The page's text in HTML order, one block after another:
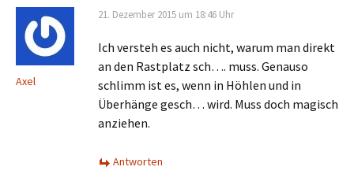
Axel
21. Dezember 2015 um 18:46 Uhr
Ich versteh es auch nicht, warum man direkt
an den Rastplatz sch…. muss. Genauso
schlimm ist es, wenn in Höhlen und in
Überhänge gesch… wird. Muss doch magisch
anziehen.
Antworten